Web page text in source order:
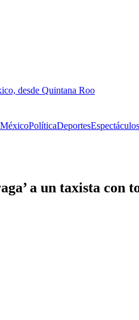
desde Quintana Roo
MéxicoPolíticaDeportesEspectáculos
a un taxista con